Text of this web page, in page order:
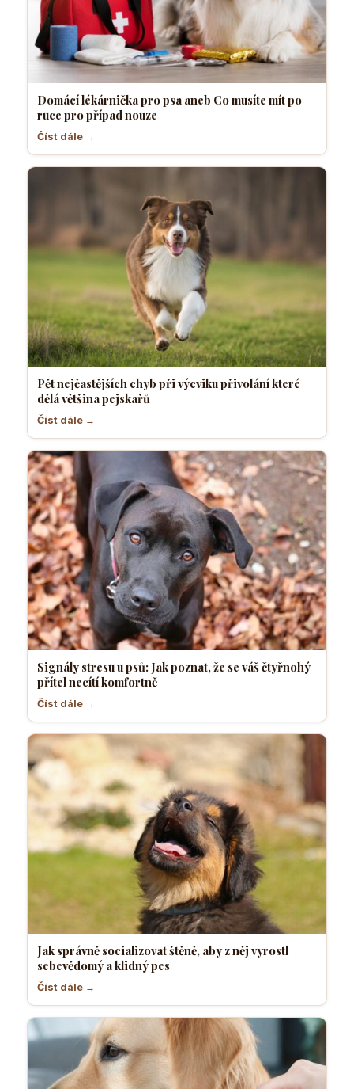
Domácí lékárnička pro psa aneb Co musíte mít po
ruce pro případ nouze
Číst dále →
Pět nejčastějších chyb při výcviku přivolání které
dělá většina pejskařů
Číst dále →
Signály stresu u psů: Jak poznat, že se váš čtyřnohý
přítel necítí komfortně
Číst dále →
Jak správně socializovat štěně, aby z něj vyrostl
sebevědomý a klidný pes
Číst dále →